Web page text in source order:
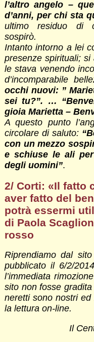
l’altro angelo –
d’anni, per chi sta
ultimo residuo di
sospirò.
Intanto intorno a lei
presenze spirituali;
le stava venendo
d’incomparabile
occhi nuovi: ”
sei tu?”. …
gioia Marietta –
A questo punto
circolare di saluto:
con un mezzo
e schiuse le ali
degli uomini”.
2/ Corti: «Il fatto
aver fatto del
potrà essermi
di Paola
rosso
Riprendiamo dal
pubblicato il 6/2/
l’immediata
sito non fosse
neretti sono nostri ed
la lettura on-line.
Il